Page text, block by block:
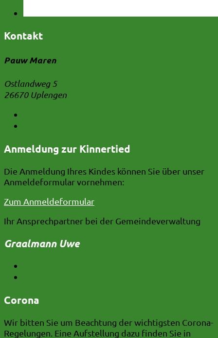
Kontakt
Pauw Maren
Ostlandweg 5
26670 Uplengen
Anmeldung zur Kinnertied
Die Anmeldung Ihres Kindes können Sie über unser
Anmeldeformular vornehmen:
Zum Anmeldeformular
Ihr Ansprechpartner bei der Gemeindeverwaltung
Graalmann Uwe
Corona
Wir bitten Sie um Beachtung der wichtigsten Corona-
Regelungen. Eine Aufstellung dazu finden Sie in